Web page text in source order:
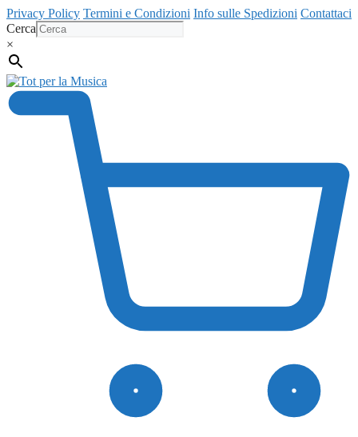
Vai
al
contenuto
Privacy Policy Termini e Condizioni Info sulle Spedizioni Contattaci
Cerca
×